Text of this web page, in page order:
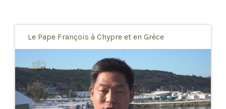
Le Pape François à Chypre et en Grèce